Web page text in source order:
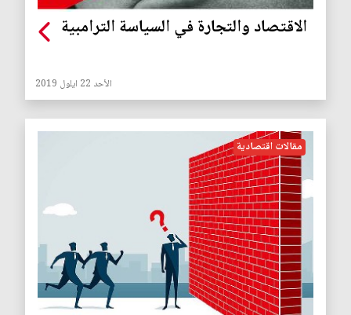
الاقتصاد والتجارة في السياسة الترامبية
الأحد 22 ايلول 2019
مقالات اقتصادية